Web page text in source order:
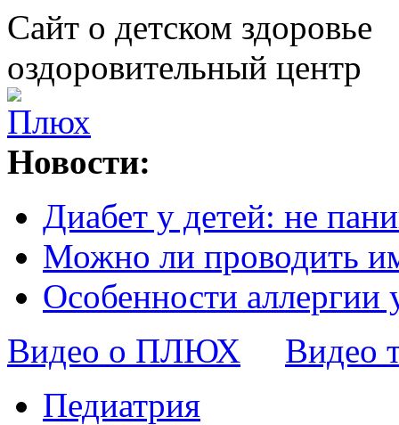
Сайт о детском здоровье
оздоровительный центр
Новости:
Диабет у детей: не
Можно ли проводить
Особенности аллергии
Видео о ПЛЮХ
Видео
Педиатрия